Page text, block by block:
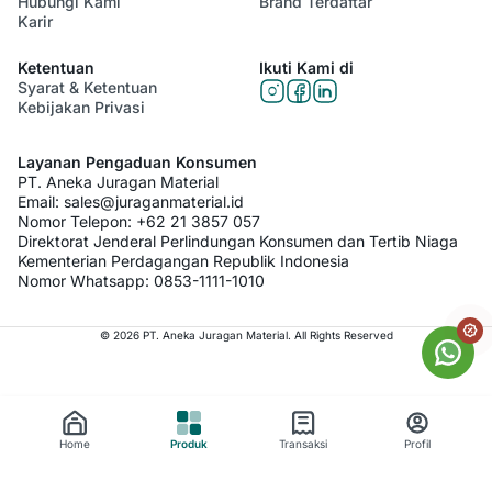
Papan semen ini sangat cocok untuk dijadikan
sebagai plafon rumah atau plafon bangunnan.
tembok.  Dibuat dengan tingkat kepadatan dan
kekuatan yang tinggi sehingga tahan terhadap
cuaca, api, jamur dan rayap. Serta kedap suara.
NB Galvanis 38x38
perlu terlebih dahulu membangun rangkanya.
Gunakan material satu ini untuk bisa mendapatkan
Dapatkan Plafon dan Partisi Untuk
Karir
Ketentuan
Syarat & Ketentuan
Kebijakan Privasi
Ikuti Kami di
Layanan Pengaduan Konsumen
PT. Aneka Juragan Material
Email: sales@juraganmaterial.id
Nomor Telepon: +62 21 3857 057
Direktorat Jenderal Perlindungan Konsumen dan Tertib Niaga
Kementerian Perdagangan Republik Indonesia
Nomor Whatsapp: 0853-1111-1010
© 2026 PT. Aneka Juragan Material. All Rights Reserved
Home Produk Transaksi Profil